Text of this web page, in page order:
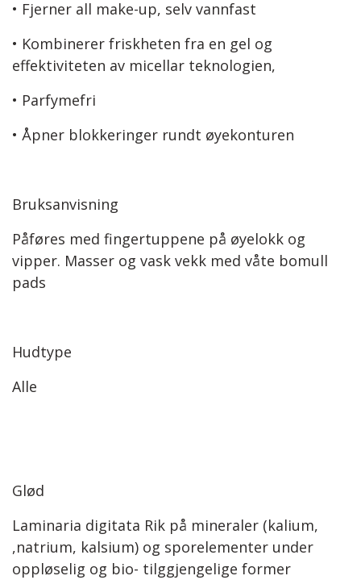
• Fjerner all make-up, selv vannfast
• Kombinerer friskheten fra en gel og
effektiviteten av micellar teknologien,
• Parfymefri
• Åpner blokkeringer rundt øyekonturen
Bruksanvisning
Påføres med fingertuppene på øyelokk og
vipper. Masser og vask vekk med våte bomull
pads
Hudtype
Alle
Glød
Laminaria digitata Rik på mineraler (kalium,
,natrium, kalsium) og sporelementer under
oppløselig og bio- tilggjengelige former